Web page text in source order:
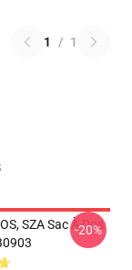
1 / 1
SZA Sac À Dos
-20%